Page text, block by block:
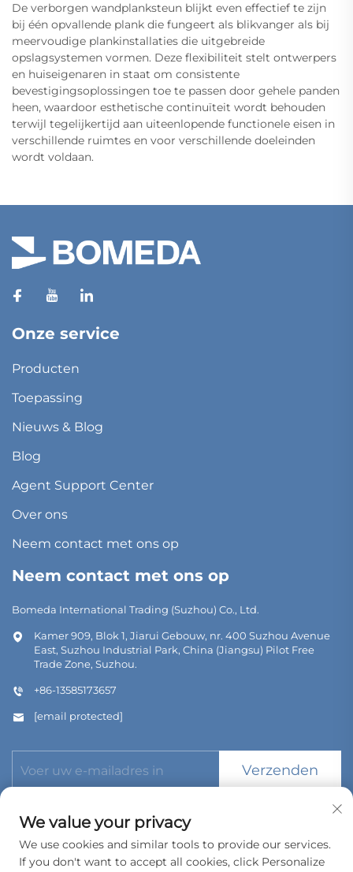
De verborgen wandplanksteun blijkt even effectief te zijn
bij één opvallende plank die fungeert als blikvanger als bij
meervoudige plankinstallaties die uitgebreide
opslagsystemen vormen. Deze flexibiliteit stelt ontwerpers
en huiseigenaren in staat om consistente
bevestigingsoplossingen toe te passen door gehele panden
heen, waardoor esthetische continuïteit wordt behouden
terwijl tegelijkertijd aan uiteenlopende functionele eisen in
verschillende ruimtes en voor verschillende doeleinden
wordt voldaan.
Onze service
Producten
Toepassing
Nieuws & Blog
Blog
Agent Support Center
Over ons
Neem contact met ons op
Neem contact met ons op
Bomeda International Trading (Suzhou) Co., Ltd.
Kamer 909, Blok 1, Jiarui Gebouw, nr. 400 Suzhou Avenue
East, Suzhou Industrial Park, China (Jiangsu) Pilot Free
Trade Zone, Suzhou.
+86-13585173657
[email protected]
Verzenden
Copyright © 2026 Bomeda International Trading (Suzhou) Co.,
We value your privacy
We use cookies and similar tools to provide our services.
If you don't want to accept all cookies, click Personalize